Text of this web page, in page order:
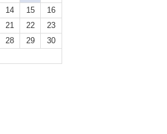
14 15
16
21 22
23
28 29
30